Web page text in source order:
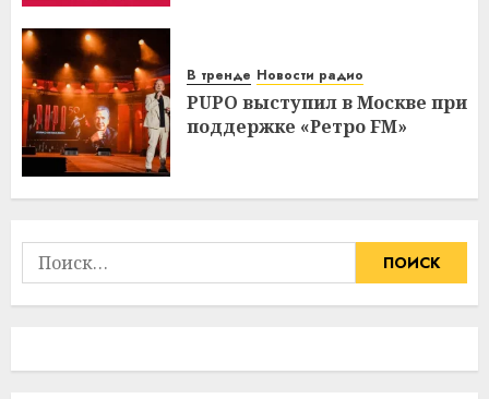
В тренде Новости радио
PUPO выступил в Москве при
поддержке «Ретро FM»
Найти: